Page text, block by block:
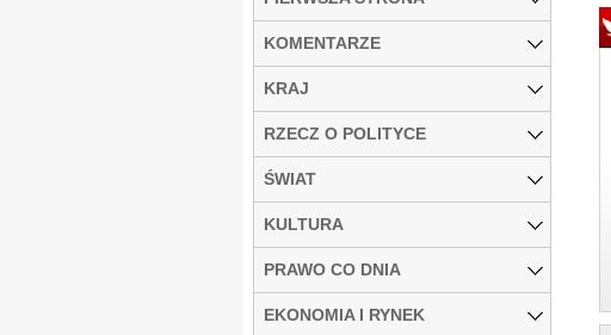
KOMENTARZE
KRAJ
RZECZ O POLITYCE
ŚWIAT
KULTURA
PRAWO CO DNIA
EKONOMIA I RYNEK